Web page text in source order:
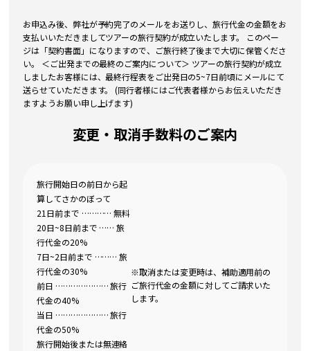
お申込み後、弊社が予約完了のメールをお送りし、旅行代金の金額をお
支払いいただきましてツアーの旅行契約が成立いたします。 このペー
ジは「契約書面」になりますので、ご旅行終了後まで大切に保管くださ
い。 ＜ご出発までの最終のご案内について＞ ツアーの旅行契約が成立
しましたお客様には、最終行程表をご出発日の5~7日前頃にメールにて
送らせていただきます。 (同行者様にはご代表者様からお伝えいただき
ますようお願い申し上げます)
変更・取消手数料のご案内
旅行開始日の前日から起
算してさかのぼって
21日前まで ………… 無料
20日~8日前まで …… 旅
行代金の20%
7日~2日前まで ……… 旅
行代金の30%
前日 ………………… 旅行
代金の40%
当日 ………………… 旅行
代金の50%
旅行開始後または無連絡
※取消または変更時は、補助適用前の
ご旅行代金の金額に対してご請求いた
します。